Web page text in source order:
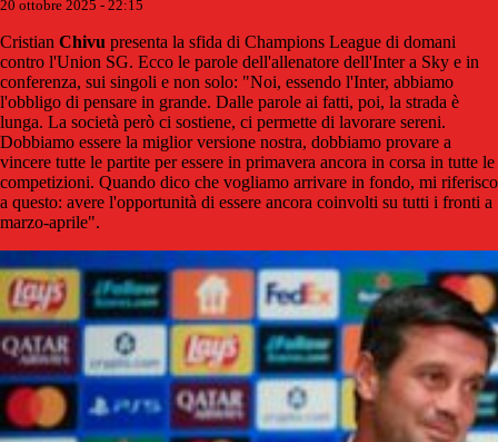
20 ottobre 2025 - 22:15
Cristian Chivu presenta la sfida di Champions League di domani
contro l'Union SG. Ecco le parole dell'allenatore dell'Inter a Sky e in
conferenza, sui singoli e non solo: "Noi, essendo l'Inter, abbiamo
l'obbligo di pensare in grande. Dalle parole ai fatti, poi, la strada è
lunga. La società però ci sostiene, ci permette di lavorare sereni.
Dobbiamo essere la miglior versione nostra, dobbiamo provare a
vincere tutte le partite per essere in primavera ancora in corsa in tutte le
competizioni. Quando dico che vogliamo arrivare in fondo, mi riferisco
a questo: avere l'opportunità di essere ancora coinvolti su tutti i fronti a
marzo-aprile".